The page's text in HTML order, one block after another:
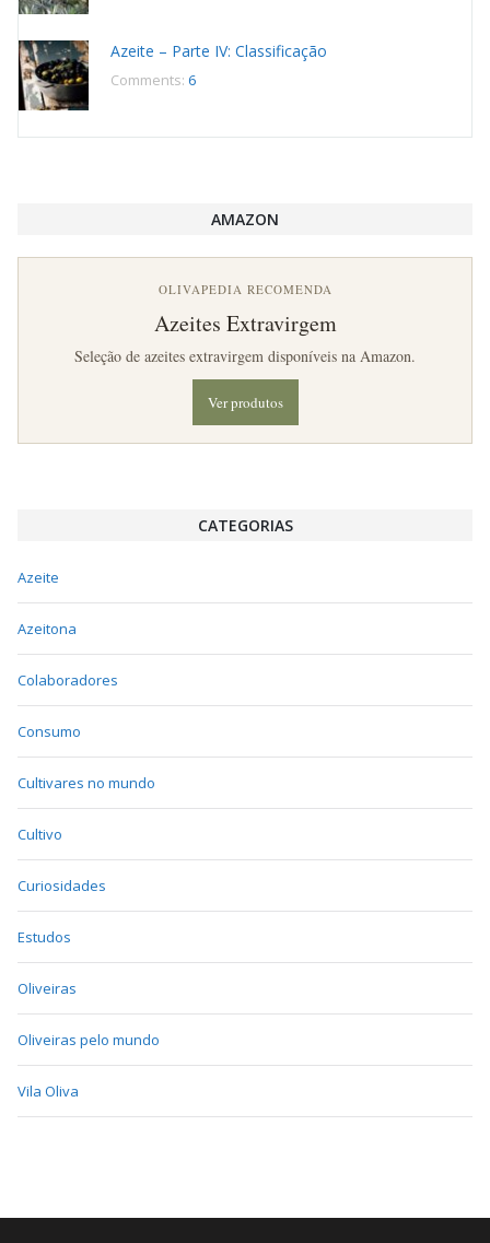
Azeite – Parte IV: Classificação
Comments: 6
AMAZON
OLIVAPEDIA RECOMENDA
Azeites Extravirgem
Seleção de azeites extravirgem disponíveis na Amazon.
Ver produtos
CATEGORIAS
Azeite
Azeitona
Colaboradores
Consumo
Cultivares no mundo
Cultivo
Curiosidades
Estudos
Oliveiras
Oliveiras pelo mundo
Vila Oliva